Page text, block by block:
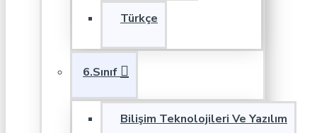
Türkçe
6.Sınıf
Bilişim Teknolojileri Ve Yazılım